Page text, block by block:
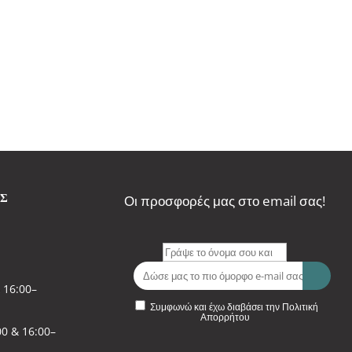
& 16:00–
Οι προσφορές μας στο email σας!
Συμφωνώ και έχω διαβάσει την Πολιτική
Απορρήτου